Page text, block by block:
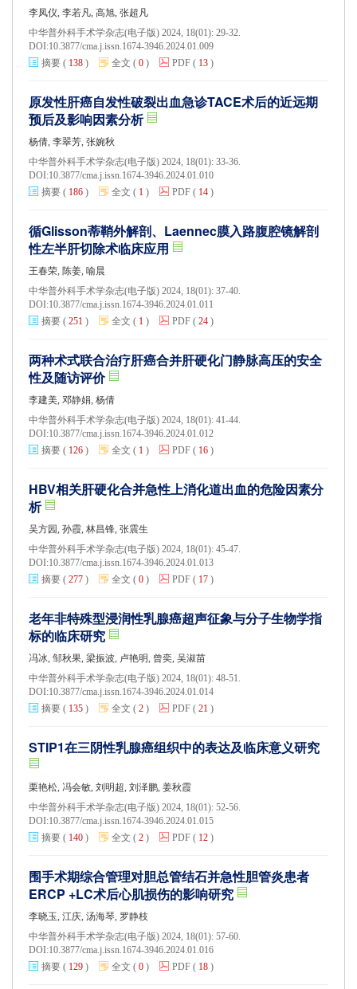
李凤仪, 李若凡, 高旭, 张超凡
中华普外科手术学杂志(电子版) 2024, 18(01): 29-32.
DOI:10.3877/cma.j.issn.1674-3946.2024.01.009
摘要 ( 138 ) 全文 ( 0 ) PDF ( 13 )
原发性肝癌自发性破裂出血急诊TACE术后的近远期
预后及影响因素分析
杨倩, 李翠芳, 张婉秋
中华普外科手术学杂志(电子版) 2024, 18(01): 33-36.
DOI:10.3877/cma.j.issn.1674-3946.2024.01.010
摘要 ( 186 ) 全文 ( 1 ) PDF ( 14 )
循Glisson蒂鞘外解剖、Laennec膜入路腹腔镜解剖
性左半肝切除术临床应用
王春荣, 陈姜, 喻晨
中华普外科手术学杂志(电子版) 2024, 18(01): 37-40.
DOI:10.3877/cma.j.issn.1674-3946.2024.01.011
摘要 ( 251 ) 全文 ( 1 ) PDF ( 24 )
两种术式联合治疗肝癌合并肝硬化门静脉高压的安全
性及随访评价
李建美, 邓静娟, 杨倩
中华普外科手术学杂志(电子版) 2024, 18(01): 41-44.
DOI:10.3877/cma.j.issn.1674-3946.2024.01.012
摘要 ( 126 ) 全文 ( 1 ) PDF ( 16 )
HBV相关肝硬化合并急性上消化道出血的危险因素分
析
吴方园, 孙霞, 林昌锋, 张震生
中华普外科手术学杂志(电子版) 2024, 18(01): 45-47.
DOI:10.3877/cma.j.issn.1674-3946.2024.01.013
摘要 ( 277 ) 全文 ( 0 ) PDF ( 17 )
老年非特殊型浸润性乳腺癌超声征象与分子生物学指
标的临床研究
冯冰, 邹秋果, 梁振波, 卢艳明, 曾奕, 吴淑苗
中华普外科手术学杂志(电子版) 2024, 18(01): 48-51.
DOI:10.3877/cma.j.issn.1674-3946.2024.01.014
摘要 ( 135 ) 全文 ( 2 ) PDF ( 21 )
STIP1在三阴性乳腺癌组织中的表达及临床意义研究
栗艳松, 冯会敏, 刘明超, 刘泽鹏, 姜秋霞
中华普外科手术学杂志(电子版) 2024, 18(01): 52-56.
DOI:10.3877/cma.j.issn.1674-3946.2024.01.015
摘要 ( 140 ) 全文 ( 2 ) PDF ( 12 )
围手术期综合管理对胆总管结石并急性胆管炎患者
ERCP +LC术后心肌损伤的影响研究
李晓玉, 江庆, 汤海琴, 罗静枝
中华普外科手术学杂志(电子版) 2024, 18(01): 57-60.
DOI:10.3877/cma.j.issn.1674-3946.2024.01.016
摘要 ( 129 ) 全文 ( 0 ) PDF ( 18 )